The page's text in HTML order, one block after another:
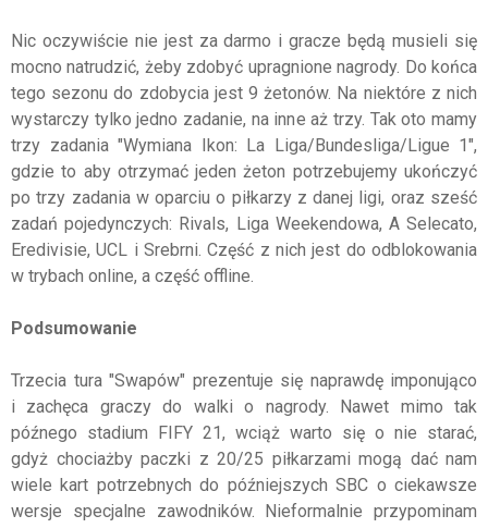
Nic oczywiście nie jest za darmo i gracze będą musieli się
mocno natrudzić, żeby zdobyć upragnione nagrody. Do końca
tego sezonu do zdobycia jest 9 żetonów. Na niektóre z nich
wystarczy tylko jedno zadanie, na inne aż trzy. Tak oto mamy
trzy zadania "Wymiana Ikon: La Liga/Bundesliga/Ligue 1",
gdzie to aby otrzymać jeden żeton potrzebujemy ukończyć
po trzy zadania w oparciu o piłkarzy z danej ligi, oraz sześć
zadań pojedynczych: Rivals, Liga Weekendowa, A Selecato,
Eredivisie, UCL i Srebrni. Część z nich jest do odblokowania
w trybach online, a część offline.
Podsumowanie
Trzecia tura "Swapów" prezentuje się naprawdę imponująco
i zachęca graczy do walki o nagrody. Nawet mimo tak
późnego stadium FIFY 21, wciąż warto się o nie starać,
gdyż chociażby paczki z 20/25 piłkarzami mogą dać nam
wiele kart potrzebnych do późniejszych SBC o ciekawsze
wersje specjalne zawodników. Nieformalnie przypominam